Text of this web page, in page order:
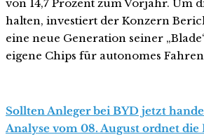
von 14,7 Prozent zum Vorjahr. Um
halten, investiert der Konzern
eine neue Generation seiner
eigene Chips für autonomes
Sollten Anleger bei BYD jetzt
Analyse vom 08. August ordnet die